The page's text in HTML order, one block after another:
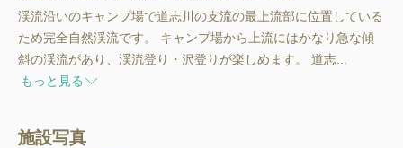
渓流沿いのキャンプ場で道志川の支流の最上流部に位置している
ため完全自然渓流です。 キャンプ場から上流にはかなり急な傾
斜の渓流があり、渓流登り・沢登りが楽しめます。 道志...
もっと見る
施設写真